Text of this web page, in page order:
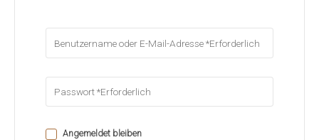
Angemeldet bleiben